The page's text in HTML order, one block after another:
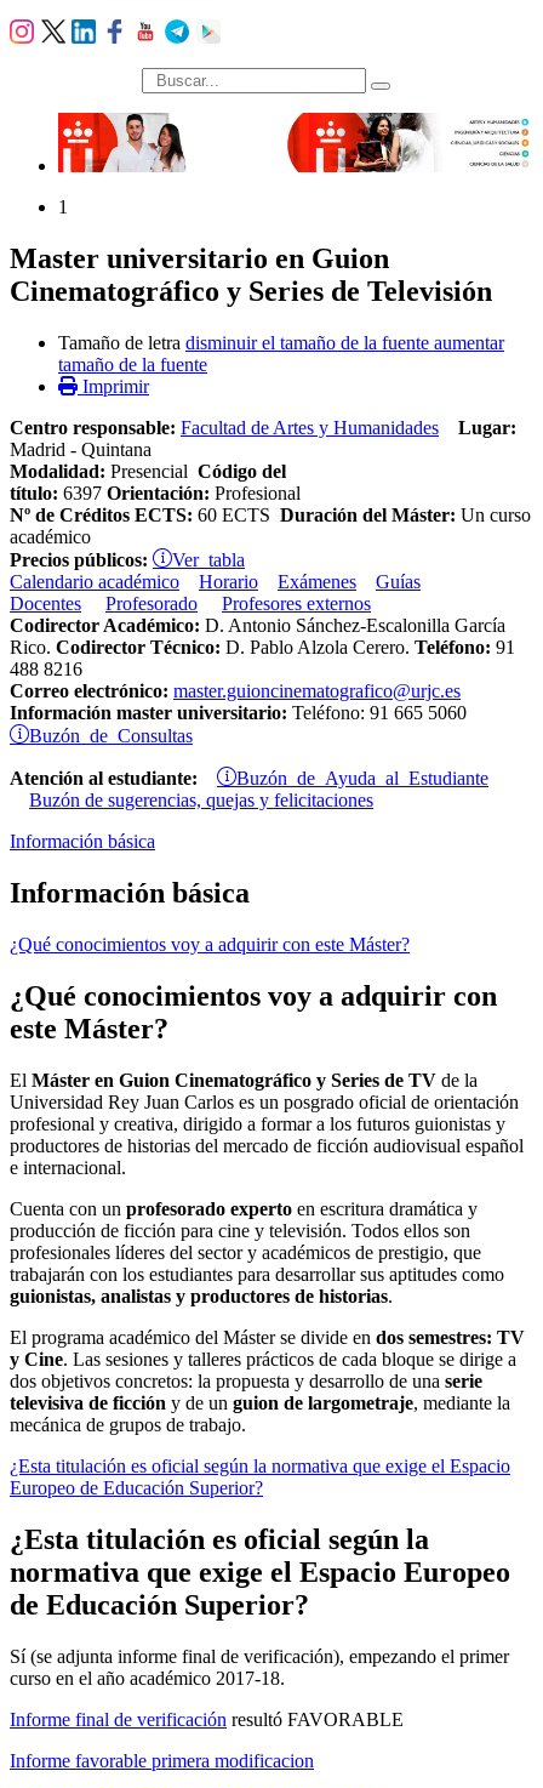
búsqueda
1
Master universitario en Guion
Cinematográfico y Series de Televisión
Tamaño de letra disminuir el tamaño de la fuente aumentar
tamaño de la fuente
Imprimir
Centro responsable: Facultad de Artes y Humanidades
Lugar:
Madrid - Quintana
Modalidad: Presencial Código del
título: 6397 Orientación: Profesional
Nº de Créditos ECTS: 60 ECTS Duración del Máster: Un curso
académico
Precios públicos:
Ver tabla
Calendario académico Horario Exámenes
Guías
Docentes
Profesorado
Profesores externos
Codirector Académico: D. Antonio Sánchez-Escalonilla García
Rico. Codirector Técnico: D. Pablo Alzola Cerero. Teléfono: 91
488 8216
Correo electrónico: master.guioncinematografico@urjc.es
Información master universitario: Teléfono: 91 665 5060
Buzón de Consultas
Atención al estudiante: Buzón de Ayuda al Estudiante
Buzón de sugerencias, quejas y felicitaciones
Información básica
Información básica
¿Qué conocimientos voy a adquirir con este Máster?
¿Qué conocimientos voy a adquirir con
este Máster?
El Máster en Guion Cinematográfico y Series de TV de la
Universidad Rey Juan Carlos es un posgrado oficial de orientación
profesional y creativa, dirigido a formar a los futuros guionistas y
productores de historias del mercado de ficción audiovisual español
e internacional.
Cuenta con un profesorado experto en escritura dramática y
producción de ficción para cine y televisión. Todos ellos son
profesionales líderes del sector y académicos de prestigio, que
trabajarán con los estudiantes para desarrollar sus aptitudes como
guionistas, analistas y productores de historias.
El programa académico del Máster se divide en dos semestres: TV
y Cine. Las sesiones y talleres prácticos de cada bloque se dirige a
dos objetivos concretos: la propuesta y desarrollo de una serie
televisiva de ficción y de un guion de largometraje, mediante la
mecánica de grupos de trabajo.
¿Esta titulación es oficial según la normativa que exige el Espacio
Europeo de Educación Superior?
¿Esta titulación es oficial según la
normativa que exige el Espacio Europeo
de Educación Superior?
Sí (se adjunta informe final de verificación), empezando el primer
curso en el año académico 2017-18.
Informe final de verificación resultó FAVORABLE
Informe favorable primera modificacion